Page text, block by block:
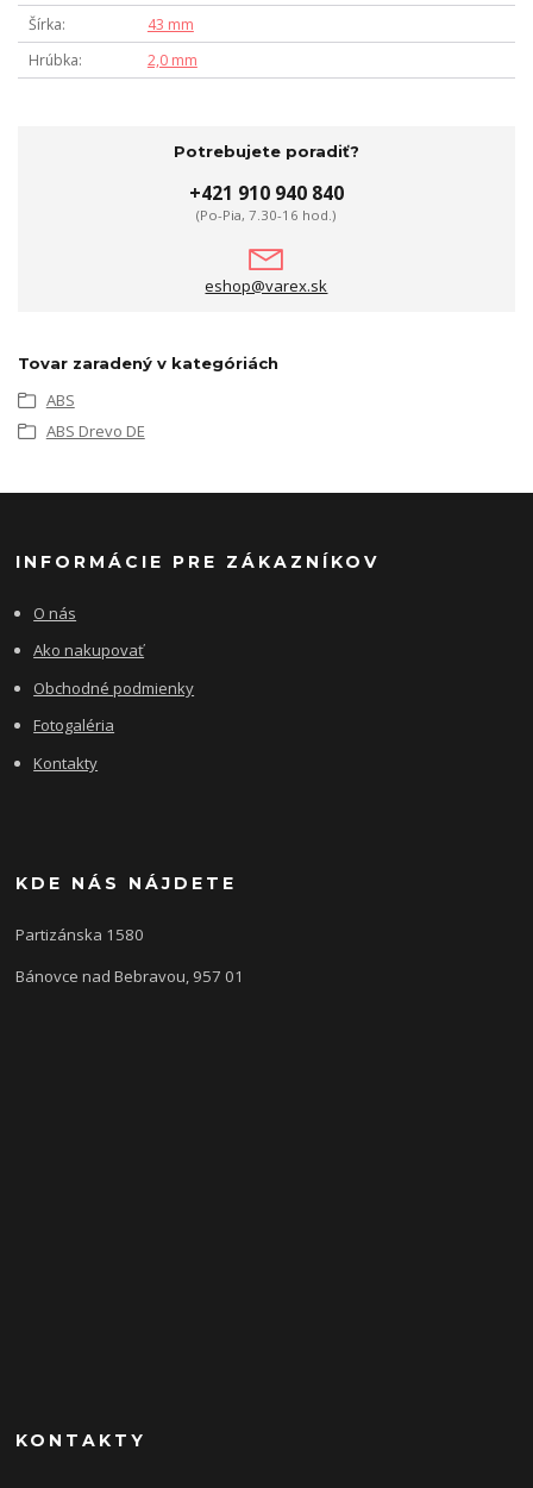
Šírka
43 mm
Hrúbka
2,0 mm
Potrebujete poradiť?
+421 910 940 840
(Po-Pia, 7.30-16 hod.)
eshop@varex.sk
Tovar zaradený v kategóriách
ABS
ABS Drevo DE
INFORMÁCIE PRE ZÁKAZNÍKOV
O nás
Ako nakupovať
Obchodné podmienky
Fotogaléria
Kontakty
KDE NÁS NÁJDETE
Partizánska 1580
Bánovce nad Bebravou, 957 01
KONTAKTY